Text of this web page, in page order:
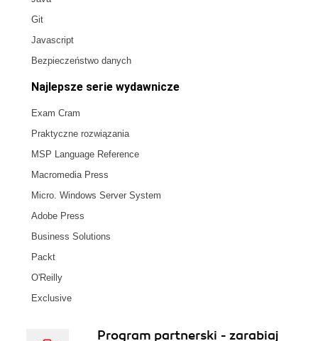
Git
Javascript
Bezpieczeństwo danych
Najlepsze serie wydawnicze
Exam Cram
Praktyczne rozwiązania
MSP Language Reference
Macromedia Press
Micro. Windows Server System
Adobe Press
Business Solutions
Packt
O'Reilly
Exclusive
Program partnerski - zarabiaj